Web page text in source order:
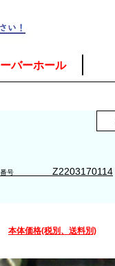
バーホール
号 Z2203170114
本体価格(税別、送料別)